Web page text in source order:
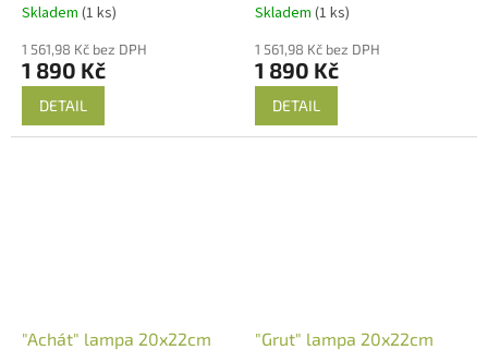
Skladem (1 ks)
1 561,98 Kč bez DPH
1 890 Kč
DETAIL
Skladem (1 ks)
1 561,98 Kč bez DPH
1 890 Kč
DETAIL
"Achát" lampa 20x22cm "Grut" lampa 20x22cm